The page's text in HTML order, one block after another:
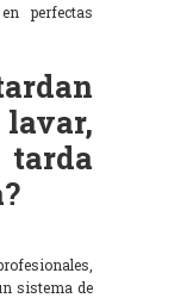
perfectas
sistema de